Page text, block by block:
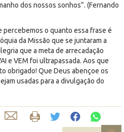
dos nossos sonhos”. (Fernando
percebemos o quanto essa frase é
da Missão que se juntaram a
que a meta de arrecadação
e VEM foi ultrapassada. Aos que
obrigado! Que Deus abençoe os
usadas para a divulgação do